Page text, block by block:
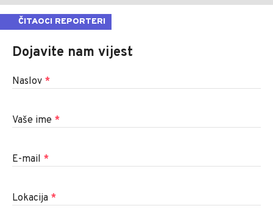
ČITAOCI REPORTERI
Dojavite nam vijest
Naslov *
Vaše ime *
E-mail *
Lokacija *